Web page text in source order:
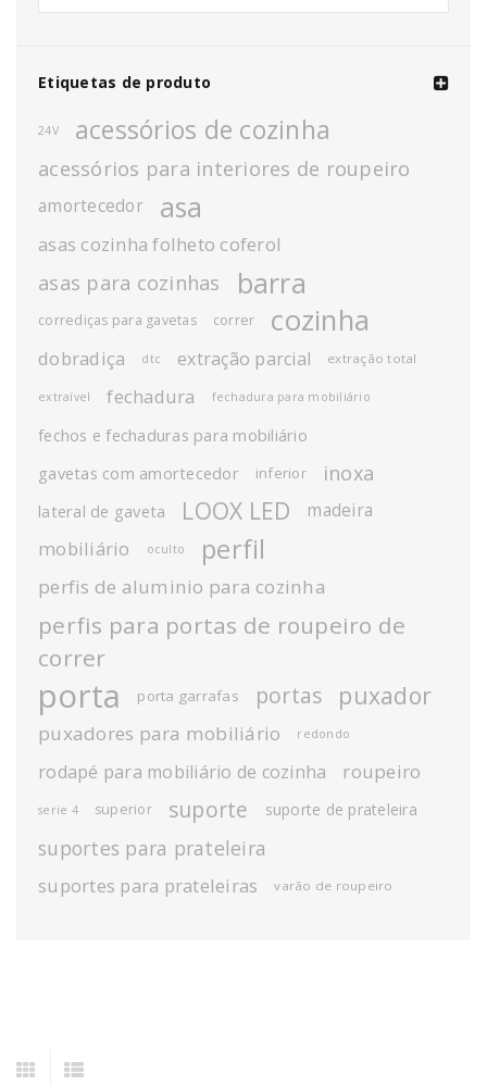
Etiquetas de produto
24V acessórios de cozinha
acessórios para interiores de roupeiro
amortecedor asa
asas cozinha folheto coferol
asas para cozinhas barra
corrediças para gavetas correr cozinha
dobradiça dtc extração parcial extração total
extraível fechadura fechadura para mobiliário
fechos e fechaduras para mobiliário
gavetas com amortecedor
inferior inoxa
lateral de gaveta LOOX LED madeira
mobiliário oculto perfil
perfis de aluminio para cozinha
perfis para portas de roupeiro de
correr
porta porta garrafas portas puxador
puxadores para mobiliário redondo
rodapé para mobiliário de cozinha roupeiro
serie 4 superior suporte suporte de prateleira
suportes para prateleira
suportes para prateleiras varão de roupeiro